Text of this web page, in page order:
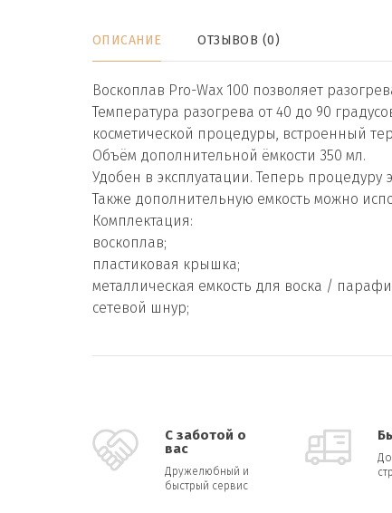
ОПИСАНИЕ ОТЗЫВОВ (0)
Воскоплав Pro-Wax 100 позволяет
Температура разогрева от 40 до 90
косметической процедуры, встроенный
Объём дополнительной ёмкости 350 мл.
Удобен в эксплуатации. Теперь
Также дополнительную емкость можно
Комплектация:
воскоплав;
пластиковая крышка;
металлическая емкость для воска /
сетевой шнур;
С заботой о
вас
Дружелюбный и
быстрый сервис